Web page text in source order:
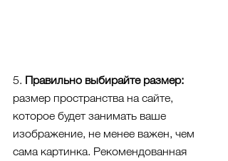
5. Правильно выбирайте размер:
размер пространства на сайте,
которое будет занимать ваше
изображение, не менее важен, чем
сама картинка. Рекомендованная